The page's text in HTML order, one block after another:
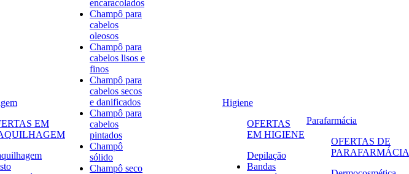
EM
encaracolados
Champô para
cabelos
oleosos
Champô para
cabelos lisos e
finos
Champô para
cabelos secos
e danificados
Champô para
cabelos
pintados
Champô
sólido
Champô seco
Higiene
OFERTAS
EM HIGIENE
Depilação
Bandas
Parafarmácia
OFERTAS DE
PARAFARMÁCIA